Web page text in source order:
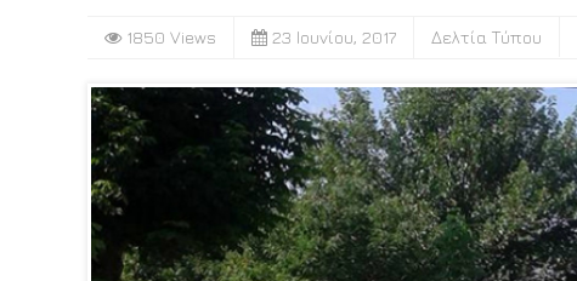
1850 Views 23 Ιουνίου, 2017 Δελτία Τύπου